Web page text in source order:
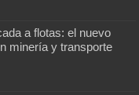
a flotas: el nuevo
minería y transporte